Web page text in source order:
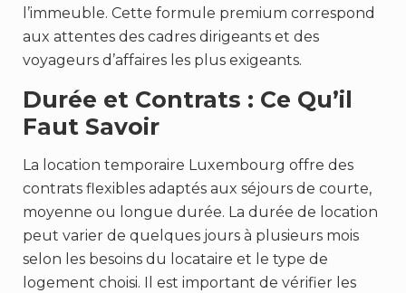
l’immeuble. Cette formule premium correspond
aux attentes des cadres dirigeants et des
voyageurs d’affaires les plus exigeants.
Durée et Contrats : Ce Qu’il
Faut Savoir
La location temporaire Luxembourg offre des
contrats flexibles adaptés aux séjours de courte,
moyenne ou longue durée. La durée de location
peut varier de quelques jours à plusieurs mois
selon les besoins du locataire et le type de
logement choisi. Il est important de vérifier les